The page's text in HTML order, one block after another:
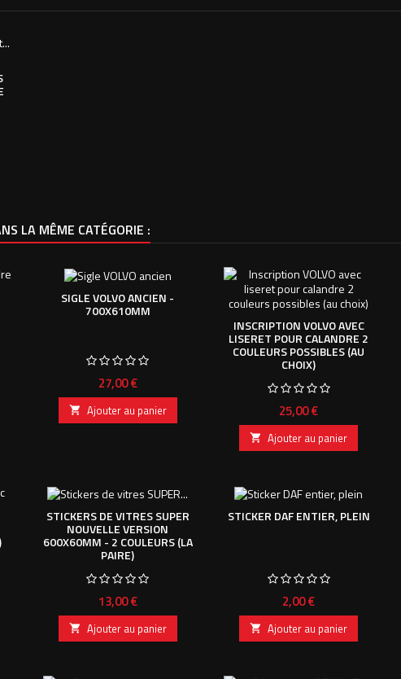
LA MÊME CATÉGORIE :
SIGLE VOLVO ANCIEN -
700X610MM
Prix
27,00 €
 Ajouter au panier
INSCRIPTION VOLVO AVEC
LISERET POUR CALANDRE 2
COULEURS POSSIBLES (AU
CHOIX)
Prix
25,00 €
 Ajouter au panier
STICKERS DE VITRES SUPER
NOUVELLE VERSION
600X60MM - 2 COULEURS (LA
PAIRE)
Prix
13,00 €
 Ajouter au panier
STICKER DAF ENTIER, PLEIN
Prix
2,00 €
 Ajouter au panier